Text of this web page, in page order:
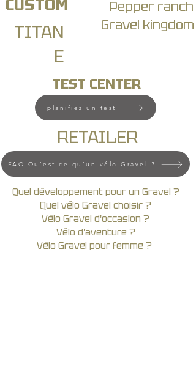
Pepper ranch
Gravel kingdom
CUSTOM
TITAN
E
TEST CENTER
planifiez un test
RETAILER
FAQ Qu'est ce qu'un vélo Gravel ?
Quel développement pour un Gravel ?
Quel vélo Gravel choisir ?
Vélo Gravel d'occasion ?
Vélo d'aventure ?
Vélo Gravel pour femme ?